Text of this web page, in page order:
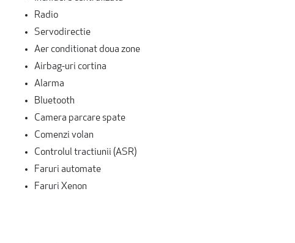
Radio
Servodirectie
Aer conditionat doua zone
Airbag-uri cortina
Alarma
Bluetooth
Camera parcare spate
Comenzi volan
Controlul tractiunii (ASR)
Faruri automate
Faruri Xenon